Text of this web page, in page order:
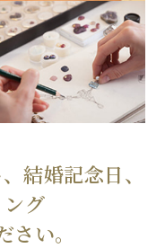
結婚記念日、
グ
い。